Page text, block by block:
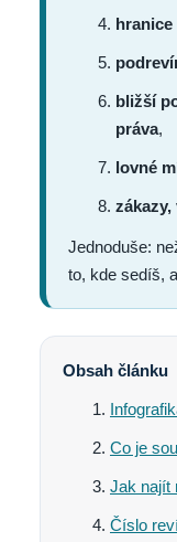
bližší
práva,
lovné
Jednoduše:
to, kde sedíš,
Obsah článku
Co je
Jak najít
Číslo